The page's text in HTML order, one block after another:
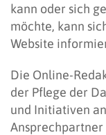
kann oder sich
möchte, kann
Website
Die Online-
der Pflege der
und Initiativen
Ansprechpartner